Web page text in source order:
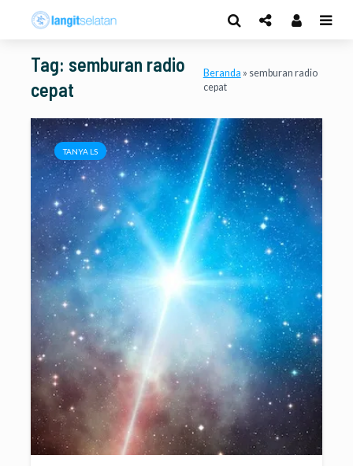
Tag: semburan radio
cepat
Beranda » semburan radio
cepat
TANYA LS